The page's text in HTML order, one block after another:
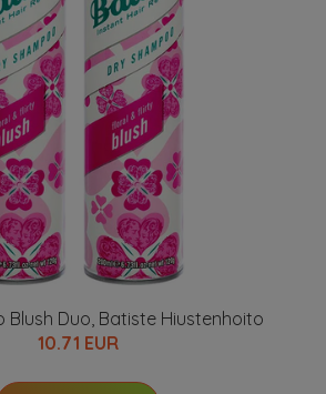
Blush Duo, Batiste Hiustenhoito
10.71 EUR